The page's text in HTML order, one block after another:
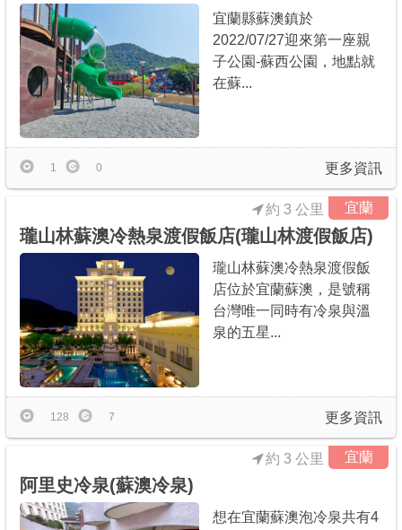
宜蘭縣蘇澳鎮於
2022/07/27迎來第一座親
子公園-蘇西公園，地點就
在蘇...
更多資訊
1 0
宜蘭
約 3 公里
瓏山林蘇澳冷熱泉渡假飯店(瓏山林渡假飯店)
瓏山林蘇澳冷熱泉渡假飯
店位於宜蘭蘇澳，是號稱
台灣唯一同時有冷泉與溫
泉的五星...
更多資訊
128 7
宜蘭
約 3 公里
阿里史冷泉(蘇澳冷泉)
想在宜蘭蘇澳泡冷泉共有4